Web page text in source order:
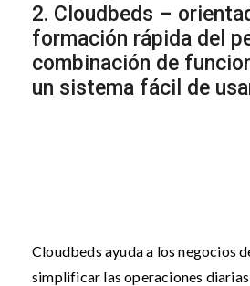
2. Cloudbeds –
formación rápida del
combinación de
un sistema fácil de
Cloudbeds ayuda a los negocios
simplificar las operaciones